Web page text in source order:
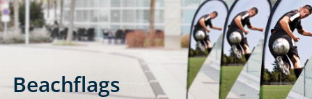
Beachflags